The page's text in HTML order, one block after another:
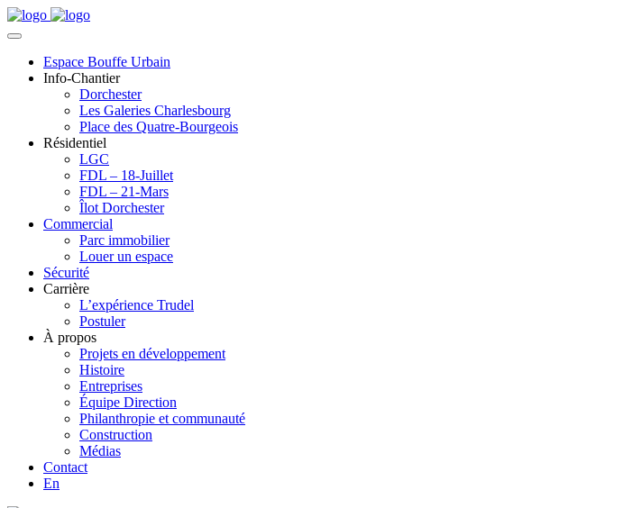
Espace Bouffe Urbain
Info-Chantier
Dorchester
Les Galeries Charlesbourg
Place des Quatre-Bourgeois
Résidentiel
LGC
FDL – 18-Juillet
FDL – 21-Mars
Îlot Dorchester
Commercial
Parc immobilier
Louer un espace
Sécurité
Carrière
L’expérience Trudel
Postuler
À propos
Projets en développement
Histoire
Entreprises
Équipe Direction
Philanthropie et communauté
Construction
Médias
Contact
En